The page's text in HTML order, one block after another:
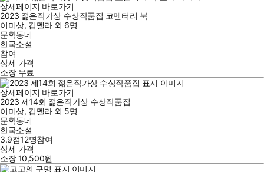
상세페이지 바로가기
2023 젊은작가상 수상작품집 코멘터리 북
이미상, 김멜라외 6명
문학동네
한국소설
참여
상세 가격
소장 무료
상세페이지 바로가기
2023 제14회 젊은작가상 수상작품집
이미상, 김멜라외 5명
문학동네
한국소설
3.9점12명참여
상세 가격
소장10,500원